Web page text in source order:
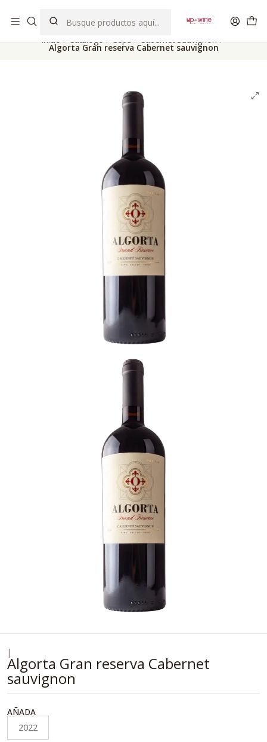
Inicio Catálogo Cepa Cabernet Sauvignon
Algorta Gran reserva Cabernet sauvignon
|
Algorta Gran reserva Cabernet
sauvignon
AÑADA
2022